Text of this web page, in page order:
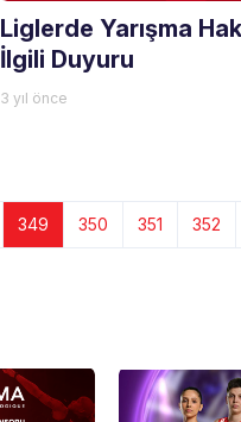
Liglerde Yarışma
İlgili Duyuru
3 yıl önce
349 350 351 352